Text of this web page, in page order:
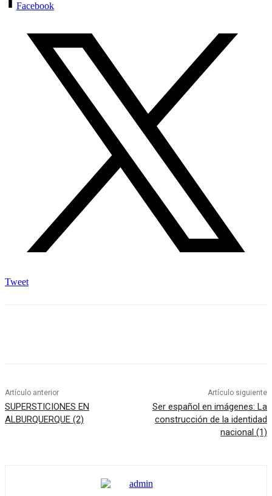
Facebook
Tweet
Artículo anterior
SUPERSTICIONES EN
ALBURQUERQUE (2)
Artículo siguiente
Ser español en imágenes: La
construcción de la identidad
nacional (1)